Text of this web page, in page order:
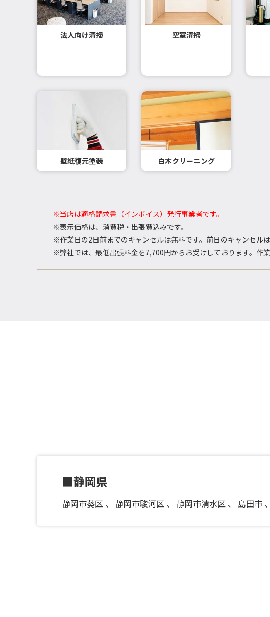
法人向け清掃 空室清掃
壁紙復元塗装 白木クリーニング
※当店は適格請求書（インボイス）発行事業者です。
※表示価格は、消費税・出張費込みです。
※作業日の2日前までのキャンセルは無料です。前日のキャンセル
※弊社では、最低出張料金を7,700円からお受けしております。作
■静岡県
静岡市葵区 、 静岡市駿河区 、 静岡市清水区 、 島田市 、